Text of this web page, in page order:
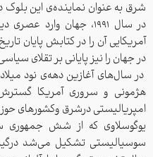
شرق به عنوان نماینده‌ی این
در سال 1991، جهان
آمریکایی آن را در کتابش پایان
در جهان را نیز پایانی بر تقلای
در سال‌های آغازین دهه‌ی نود
هژمونی و سروری آمریکا
امپریالیستی درشرق وکشورهای
یوگوسلاوی که از شش جمهوری